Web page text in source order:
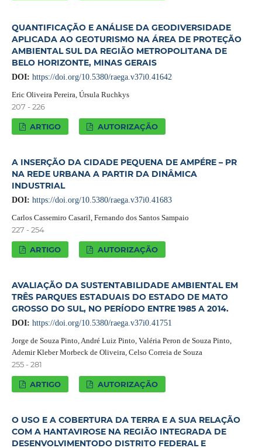
QUANTIFICAÇÃO E ANÁLISE DA GEODIVERSIDADE
APLICADA AO GEOTURISMO NA ÁREA DE PROTEÇÃO
AMBIENTAL SUL DA REGIÃO METROPOLITANA DE
BELO HORIZONTE, MINAS GERAIS
DOI: https://doi.org/10.5380/raega.v37i0.41642
Eric Oliveira Pereira, Úrsula Ruchkys
207 - 226
ARTIGO AUTORIZAÇÃO
A INSERÇÃO DA CIDADE PEQUENA DE AMPÉRE – PR
NA REDE URBANA A PARTIR DA DINÂMICA
INDUSTRIAL
DOI: https://doi.org/10.5380/raega.v37i0.41683
Carlos Cassemiro Casaril, Fernando dos Santos Sampaio
227 - 254
ARTIGO AUTORIZAÇÃO
AVALIAÇÃO DA SUSTENTABILIDADE AMBIENTAL EM
TRÊS PARQUES ESTADUAIS DO ESTADO DE MATO
GROSSO DO SUL, NO PERÍODO ENTRE 1985 A 2014.
DOI: https://doi.org/10.5380/raega.v37i0.41751
Jorge de Souza Pinto, André Luiz Pinto, Valéria Peron de Souza Pinto,
Ademir Kleber Morbeck de Oliveira, Celso Correia de Souza
255 - 281
ARTIGO AUTORIZAÇÃO
O USO E A COBERTURA DA TERRA E A SUA RELAÇÃO
COM A HANTAVIROSE NA REGIÃO INTEGRADA DE
DESENVOLVIMENTODO DISTRITO FEDERAL E